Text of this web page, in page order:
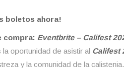
boletos ahora!
compra: Eventbrite – Califest
la oportunidad de asistir al Califest
y la comunidad de la calistenia.